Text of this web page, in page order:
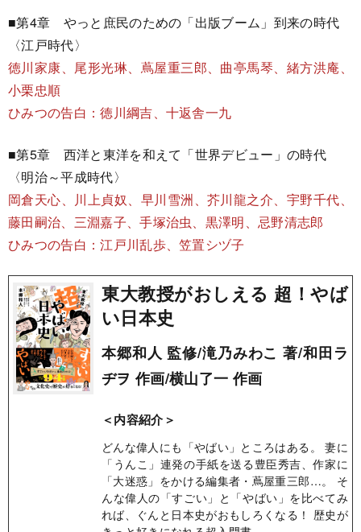
■第4章 やっと庶民のための「出版ブーム」到来の時代
〈江戸時代〉
徳川家康、尾形光琳、蔦屋重三郎、曲亭馬琴、緒方洪庵、
小栗忠順
ひみつの告白：徳川綱吉、十返舎一九
■第5章 西洋と東洋を和えて「世界デビュー」の時代
〈明治～平成時代〉
岡倉天心、川上貞奴、早川雪洲、芥川龍之介、宇野千代、
藤田嗣治、三淵嘉子、手塚治虫、黒澤明、忌野清志郎
ひみつの告白：江戸川乱歩、笠置シヅ子
東大教授がおしえる 超！やば
い日本史
本郷和人 監修/滝乃みわこ 著/和田ラ
ヂヲ 作画/横山了一 作画
＜内容紹介＞
どんな偉人にも「やばい」ところはある。 妻に
「うんこ」連発の手紙を送る豊臣秀吉、作家に
「大迷惑」をかける編集者・蔦屋重三郎…。 そ
んな偉人の「すごい」と「やばい」を比べてみ
れば、ぐんと日本史がおもしろくなる！ 歴史が